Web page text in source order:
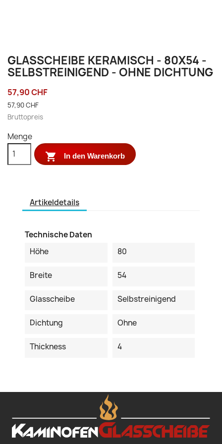
GLASSCHEIBE KERAMISCH - 80X54 -
SELBSTREINIGEND - OHNE DICHTUNG
57,90 CHF
57,90 CHF
Bruttopreis
Menge
 In den Warenkorb
Artikeldetails
Technische Daten
Höhe
80
Breite 54
Glasscheibe Selbstreinigend
Dichtung Ohne
Thickness 4